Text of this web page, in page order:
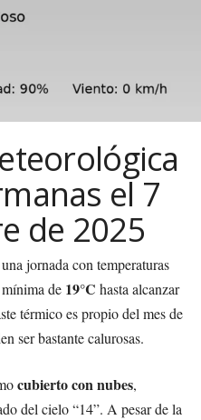
el 7
de 2025
jornada con temperaturas
de 19°C hasta alcanzar
térmico es propio del mes de
ser bastante calurosas.
cubierto con nubes,
del cielo “14”. A pesar de la